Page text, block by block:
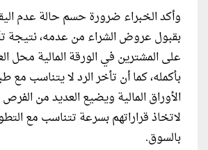
وأكد الخبراء ضرورة حسم حالة عدم
بقبول عروض الشراء من عدمه، نتيجة
على المشترين في الورقة المالية محل
بأكمله، كما أن تأخر الرد لا يتناسب
الأوراق المالية ويضيع العديد من
لاتخاذ قراراتهم بسرعة تتناسب مع
بالسوق.